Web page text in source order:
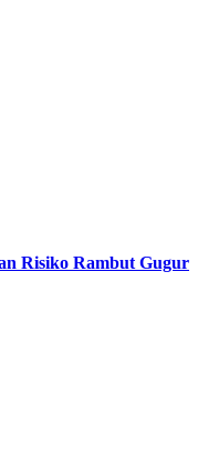
Risiko Rambut Gugur